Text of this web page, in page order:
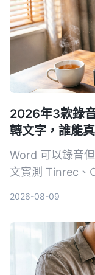
2026年3款錄
轉文字，誰能
Word 可以錄音
文實測 Tinrec、
2026-08-09